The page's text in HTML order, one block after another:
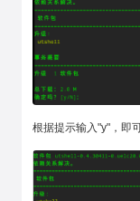
根据提示输入"y"，即